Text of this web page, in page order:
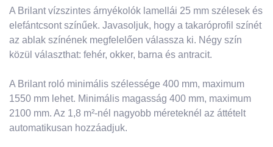
A Brilant vízszintes árnyékolók lamellái 25 mm szélesek és
elefántcsont színűek. Javasoljuk, hogy a takaróprofil színét
az ablak színének megfelelően válassza ki. Négy szín
közül választhat: fehér, okker, barna és antracit.
A Brilant roló minimális szélessége 400 mm, maximum
1550 mm lehet. Minimális magasság 400 mm, maximum
2100 mm. Az 1,8 m²-nél nagyobb méreteknél az áttételt
automatikusan hozzáadjuk.